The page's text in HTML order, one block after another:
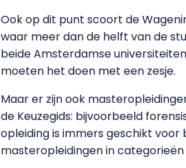
Ook op dit punt scoort de
waar meer dan de helft van de
beide Amsterdamse
moeten het doen met een zesje.
Maar er zijn ook
de Keuzegids: bijvoorbeeld
opleiding is immers geschikt voor
masteropleidingen in